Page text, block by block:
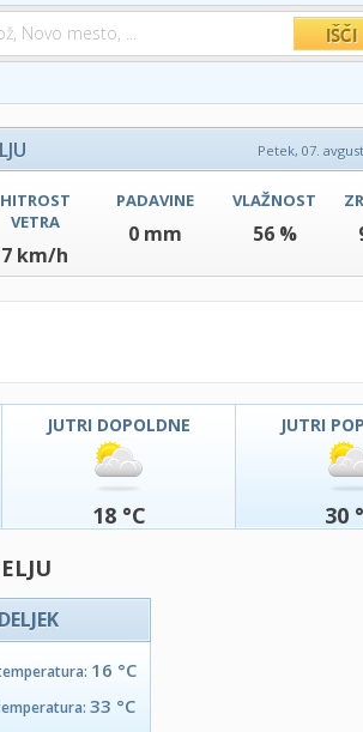
Petek, 07.
HITROST
VETRA
7 km/h
PADAVINE
0 mm
VLAŽNOST
56 %
JUTRI DOPOLDNE
18 °C
JUTRI
30
16 °C
33 °C